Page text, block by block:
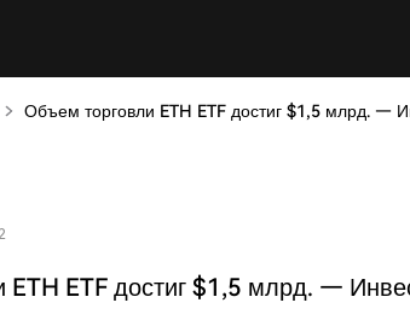
Объем торговли ETH ETF достиг $1,5 млрд. —
ETH ETF достиг $1,5 млрд. —